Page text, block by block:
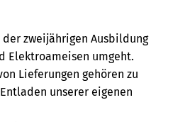
zweijährigen Ausbildung
Elektroameisen umgeht.
Lieferungen gehören zu
unserer eigenen